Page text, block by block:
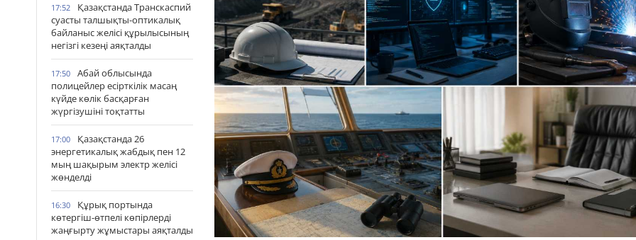
17:52
Қазақстанда Транскаспий
суасты талшықты-оптикалық
байланыс желісі құрылысының
негізгі кезеңі аяқталды
17:50
Абай облысында
полицейлер есірткілік масаң
күйде көлік басқарған
жүргізушіні тоқтатты
17:00
Қазақстанда 26
энергетикалық жабдық пен 12
мың шақырым электр желісі
жөнделді
16:30
Құрық портында
көтергіш-өтпелі көпірлерді
жаңғырту жұмыстары аяқталды